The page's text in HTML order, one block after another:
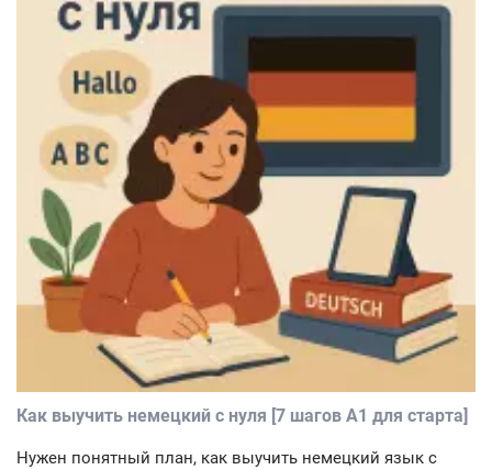
Как выучить немецкий с нуля [7 шагов A1 для старта]
Нужен понятный план, как выучить немецкий язык с